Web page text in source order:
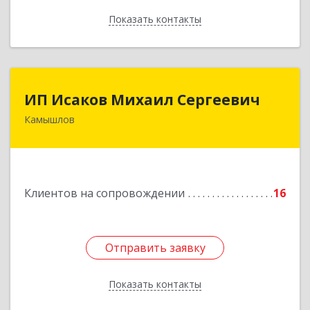
Показать контакты
Назад
ИП Исаков Михаил Сергеевич
Камышлов
Клиентов на сопровождении 16
Отправить заявку
Показать контакты
624860, Свердловская обл, Камышлов г, Ленина
Отправить заявку
Назад